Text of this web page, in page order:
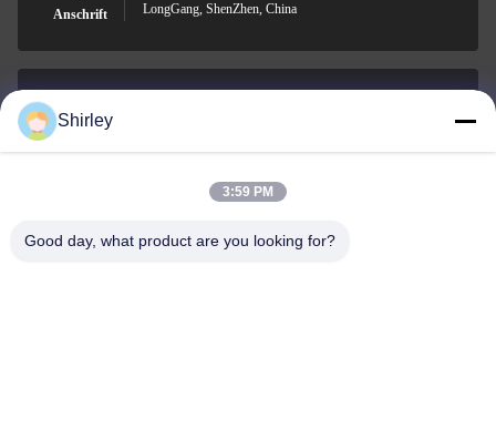
Anschrift
LongGang, ShenZhen, China
E-Mail-Adresse
0086-18148506772
Shirley
3:59 PM
Good day, what product are you looking for?